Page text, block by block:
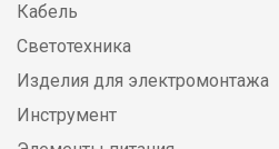
Кабель
Светотехника
Изделия для электромонтажа
Инструмент